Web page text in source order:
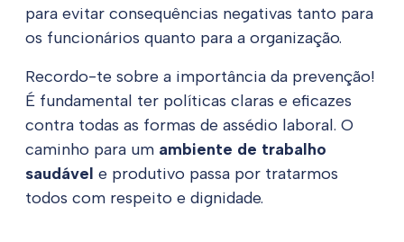
para evitar consequências negativas tanto para
os funcionários quanto para a organização.
Recordo-te sobre a importância da prevenção!
É fundamental ter políticas claras e eficazes
contra todas as formas de assédio laboral. O
caminho para um ambiente de trabalho
saudável e produtivo passa por tratarmos
todos com respeito e dignidade.